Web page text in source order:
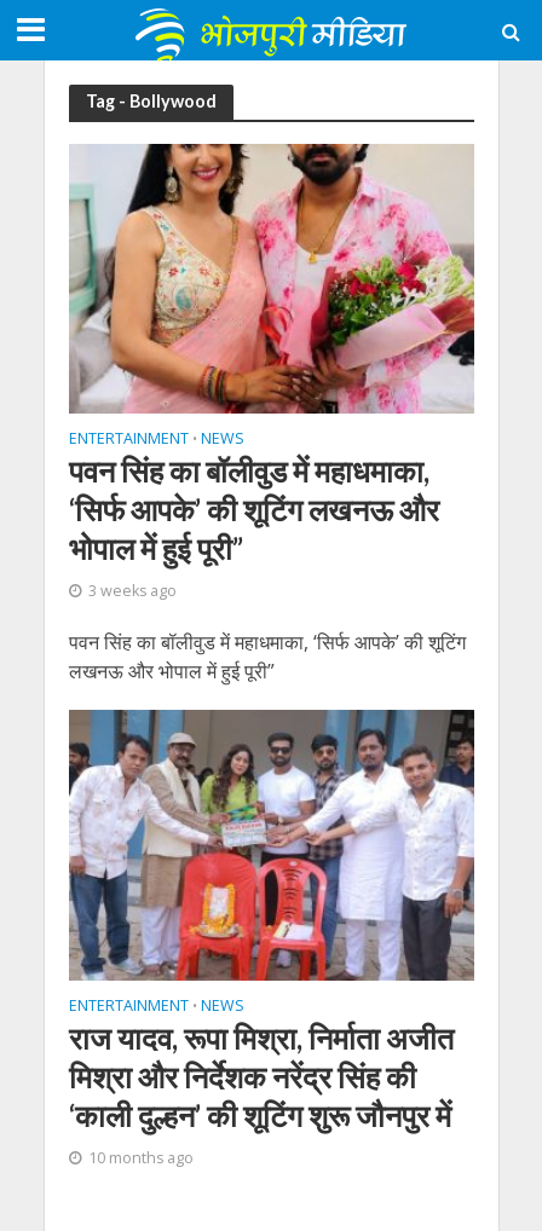
Tag - Bollywood
ENTERTAINMENT • NEWS
पवन सिंह का बॉलीवुड में महाधमाका,
‘सिर्फ आपके’ की शूटिंग लखनऊ और
भोपाल में हुई पूरी”
3 weeks ago
पवन सिंह का बॉलीवुड में महाधमाका, ‘सिर्फ आपके’ की शूटिंग
लखनऊ और भोपाल में हुई पूरी”
ENTERTAINMENT • NEWS
राज यादव, रूपा मिश्रा, निर्माता अजीत
मिश्रा और निर्देशक नरेंद्र सिंह की
‘काली दुल्हन’ की शूटिंग शुरू जौनपुर में
10 months ago